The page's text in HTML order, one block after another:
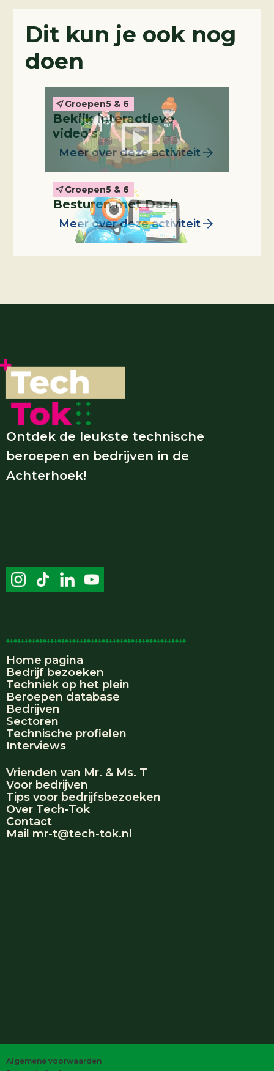
Dit kun je ook nog
doen
Groepen5 & 6
Bekijk interactieve
video's
Meer over deze activiteit
Leskist
Groepen5 & 6
Besturen met Dash
Meer over deze activiteit
Ontdek de leukste technische
beroepen en bedrijven in de
Achterhoek!
Home pagina
Bedrijf bezoeken
Techniek op het plein
Beroepen database
Bedrijven
Sectoren
Technische profielen
Interviews
Vrienden van Mr. & Ms. T
Voor bedrijven
Tips voor bedrijfsbezoeken
Over Tech-Tok
Contact
Mail mr-t@tech-tok.nl
Algemene voorwaarden